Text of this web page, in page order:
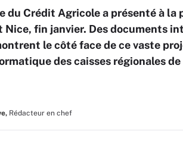
du Crédit Agricole a présenté à la
Nice, fin janvier. Des documents
le côté face de ce vaste
des caisses régionales
Rédacteur en chef